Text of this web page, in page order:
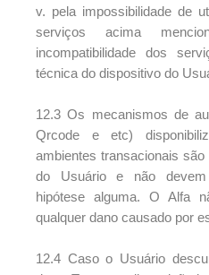
v. pela impossibilidade de
serviços acima
incompatibilidade dos
técnica do dispositivo do
12.3 Os mecanismos de
Qrcode e etc)
ambientes transacionais
do Usuário e não
hipótese alguma. O Alfa
qualquer dano causado por
12.4 Caso o Usuário